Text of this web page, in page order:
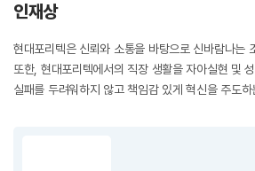
인재상
현대포리텍은 신뢰와 소통을 바탕으로 신바람나는
또한, 현대포리텍에서의 직장 생활을 자아실현 및
실패를 두려워하지 않고 책임감 있게 혁신을 주도